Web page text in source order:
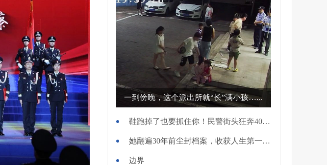
一到傍晚，这个派出所就“长”满小孩…...
鞋跑掉了也要抓住你！民警街头狂奔400米擒贼
她翻遍30年前尘封档案，收获人生第一面锦旗
边界